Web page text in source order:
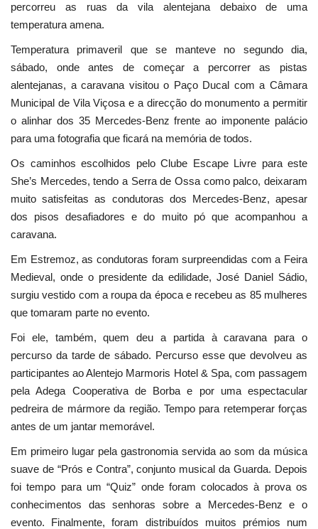
percorreu as ruas da vila alentejana debaixo de uma
temperatura amena.
Temperatura primaveril que se manteve no segundo dia,
sábado, onde antes de começar a percorrer as pistas
alentejanas, a caravana visitou o Paço Ducal com a Câmara
Municipal de Vila Viçosa e a direcção do monumento a permitir
o alinhar dos 35 Mercedes-Benz frente ao imponente palácio
para uma fotografia que ficará na memória de todos.
Os caminhos escolhidos pelo Clube Escape Livre para este
She’s Mercedes, tendo a Serra de Ossa como palco, deixaram
muito satisfeitas as condutoras dos Mercedes-Benz, apesar
dos pisos desafiadores e do muito pó que acompanhou a
caravana.
Em Estremoz, as condutoras foram surpreendidas com a Feira
Medieval, onde o presidente da edilidade, José Daniel Sádio,
surgiu vestido com a roupa da época e recebeu as 85 mulheres
que tomaram parte no evento.
Foi ele, também, quem deu a partida à caravana para o
percurso da tarde de sábado. Percurso esse que devolveu as
participantes ao Alentejo Marmoris Hotel & Spa, com passagem
pela Adega Cooperativa de Borba e por uma espectacular
pedreira de mármore da região. Tempo para retemperar forças
antes de um jantar memorável.
Em primeiro lugar pela gastronomia servida ao som da música
suave de “Prós e Contra”, conjunto musical da Guarda. Depois
foi tempo para um “Quiz” onde foram colocados à prova os
conhecimentos das senhoras sobre a Mercedes-Benz e o
evento. Finalmente, foram distribuídos muitos prémios num